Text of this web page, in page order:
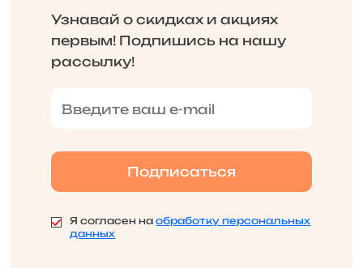
Узнавай о скидках и акциях
первым! Подпишись на нашу
рассылку!
Я согласен наобработку персональных
данных